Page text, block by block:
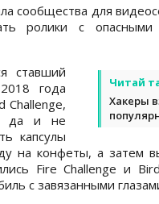
сообщества для
ролики с
Читай
Хакеры
ставший
года
Challenge,
да и не
капсулы
на конфеты, а затем
Fire Challenge и
с завязанными